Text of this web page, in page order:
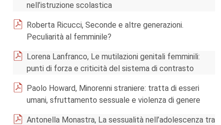
nell’istruzione scolastica
Roberta Ricucci, Seconde e altre generazioni.
Peculiarità al femminile?
Lorena Lanfranco, Le mutilazioni genitali femminili:
punti di forza e criticità del sistema di contrasto
Paolo Howard, Minorenni straniere: tratta di esseri
umani, sfruttamento sessuale e violenza di genere
Antonella Monastra, La sessualità nell’adolescenza tra